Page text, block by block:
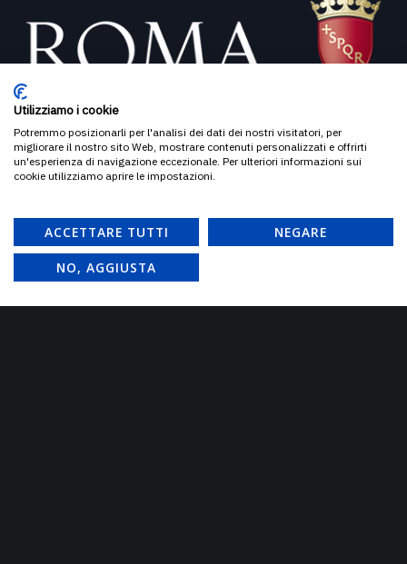
DOVE SIAMO
Utilizziamo i cookie
Potremmo posizionarli per l'analisi dei dati dei nostri visitatori, per
migliorare il nostro sito Web, mostrare contenuti personalizzati e offrirti
un'esperienza di navigazione eccezionale. Per ulteriori informazioni sui
cookie utilizziamo aprire le impostazioni.
ACCETTARE TUTTI NEGARE
NO, AGGIUSTA